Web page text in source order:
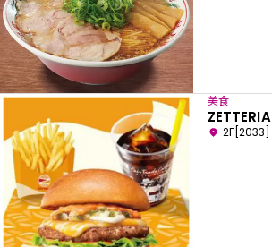
美食
ZETTERIA
2F[2033]